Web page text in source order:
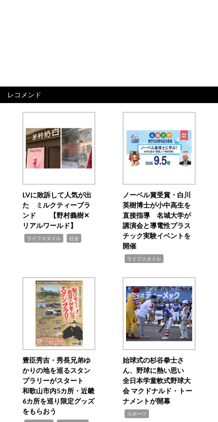
レコメンド
LVに敗訴して人気が出
た ミルクティーブラ
ンド 【野村義樹✕
リアルワールド】
ライフスタイル 社会
ノーベル賞受賞・白川
英樹博士が小中高生を
直接指導 名城大学が
講演会と導電性プラス
チック実験イベントを
開催
ライフスタイル
豊臣秀吉・秀長兄弟ゆ
かりの地を巡るスタン
プラリーがスタート
和歌山市内5カ所・近畿
6カ所を巡り限定グッズ
をもらおう
始球式の杉谷拳士さ
ん、野球に熱い思い
全日本学童軟式野球大
会 マクドナルド・トー
ナメントが開幕
スポーツ